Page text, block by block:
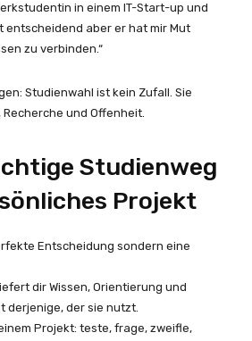
in einem IT-Start-up und
entscheidend aber er hat mir Mut
zu verbinden.“
Studienwahl ist kein Zufall. Sie
und Offenheit.
Studienweg
Projekt
Entscheidung sondern eine
dir Wissen, Orientierung und
derjenige, der sie nutzt.
Projekt: teste, frage, zweifle,